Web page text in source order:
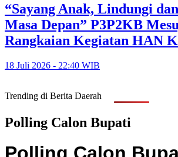
“Sayang Anak, Lindungi
Masa Depan” P3P2KB
Rangkaian Kegiatan HAN
18 Juli 2026 - 22:40 WIB
Trending di Berita Daerah
Polling Calon Bupati